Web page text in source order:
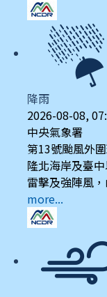
降雨
2026-08-08,
中央氣象署
第13號颱風外
隆北海岸及臺
雷擊及強陣風
more...